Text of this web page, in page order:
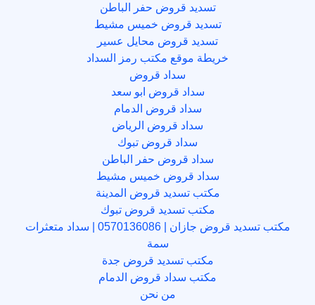
تسديد قروض حفر الباطن
تسديد قروض خميس مشيط
تسديد قروض محايل عسير
خريطة موقع مكتب رمز السداد
سداد قروض
سداد قروض ابو سعد
سداد قروض الدمام
سداد قروض الرياض
سداد قروض تبوك
سداد قروض حفر الباطن
سداد قروض خميس مشيط
مكتب تسديد قروض المدينة
مكتب تسديد قروض تبوك
مكتب تسديد قروض جازان | 0570136086 | سداد متعثرات
سمة
مكتب تسديد قروض جدة
مكتب سداد قروض الدمام
من نحن